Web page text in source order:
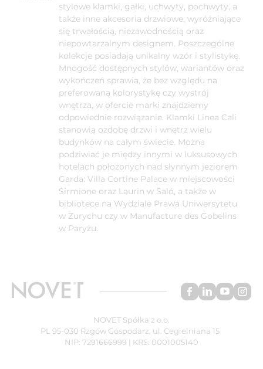
stylowe klamki, gałki, uchwyty, pochwyty, a
także inne akcesoria drzwiowe, wyróżniające
się trwałością, niezawodnością oraz
niepowtarzalnym designem. Poszczególne
kolekcje posiadają unikalny wzór i stylistykę.
Mnogość dostępnych stylów, wariantów oraz
wykończeń sprawia, że bez względu na
preferowaną kolorystykę czy wystrój
wnętrza, w ofercie marki znajdziemy
odpowiednie rozwiązanie. Klamki Linea Cali
stanowią ozdobę drzwi i wnętrz wielu
budynków na całym świecie. Można
podziwiać je między innymi w luksusowych
hotelach położonych nad słynnym jeziorem
Garda: Villa Cortine Palace w miejscowości
Sirmione oraz Laurin w Saló, a także w
bibliotece na Wydziale Prawa Uniwersytetu
w Zurychu czy w Manufacture des Gobelins
w Paryżu.
NOVET Spółka z o.o.
PL 95-030 Rzgów Gospodarz, ul. Cegielniana 15
NIP: 7291666999 | KRS: 0001005140